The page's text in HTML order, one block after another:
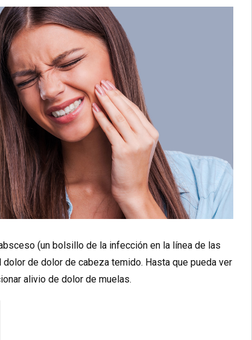
(un bolsillo de la infección en la línea de las
de dolor de cabeza temido. Hasta que pueda ver
alivio de dolor de muelas.